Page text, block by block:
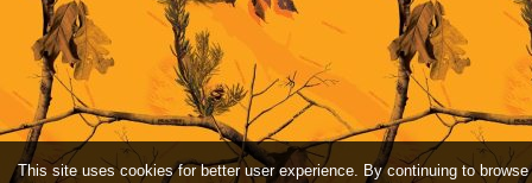
This site uses cookies for better user experience. By continuing to